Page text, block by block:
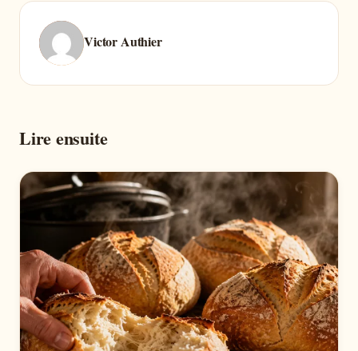
Victor Authier
Lire ensuite